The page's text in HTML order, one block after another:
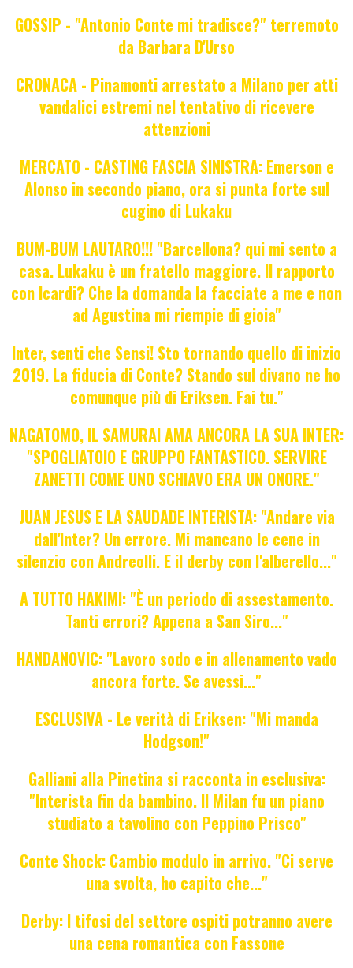
GOSSIP - "Antonio Conte mi tradisce?" terremoto
da Barbara D'Urso
CRONACA - Pinamonti arrestato a Milano per atti
vandalici estremi nel tentativo di ricevere
attenzioni
MERCATO - CASTING FASCIA SINISTRA: Emerson e
Alonso in secondo piano, ora si punta forte sul
cugino di Lukaku
BUM-BUM LAUTARO!!! "Barcellona? qui mi sento a
casa. Lukaku è un fratello maggiore. Il rapporto
con Icardi? Che la domanda la facciate a me e non
ad Agustina mi riempie di gioia"
Inter, senti che Sensi! Sto tornando quello di inizio
2019. La fiducia di Conte? Stando sul divano ne ho
comunque più di Eriksen. Fai tu."
NAGATOMO, IL SAMURAI AMA ANCORA LA SUA INTER:
"SPOGLIATOIO E GRUPPO FANTASTICO. SERVIRE
ZANETTI COME UNO SCHIAVO ERA UN ONORE."
JUAN JESUS E LA SAUDADE INTERISTA: "Andare via
dall'Inter? Un errore. Mi mancano le cene in
silenzio con Andreolli. E il derby con l'alberello..."
A TUTTO HAKIMI: "È un periodo di assestamento.
Tanti errori? Appena a San Siro..."
HANDANOVIC: "Lavoro sodo e in allenamento vado
ancora forte. Se avessi..."
ESCLUSIVA - Le verità di Eriksen: "Mi manda
Hodgson!"
Galliani alla Pinetina si racconta in esclusiva:
"Interista fin da bambino. Il Milan fu un piano
studiato a tavolino con Peppino Prisco"
Conte Shock: Cambio modulo in arrivo. "Ci serve
una svolta, ho capito che..."
Derby: I tifosi del settore ospiti potranno avere
una cena romantica con Fassone